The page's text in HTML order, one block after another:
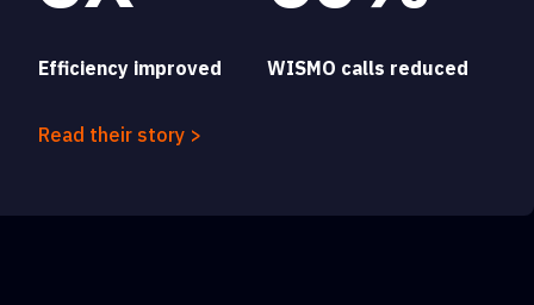
Efficiency improved WISMO calls reduced
Read their story >